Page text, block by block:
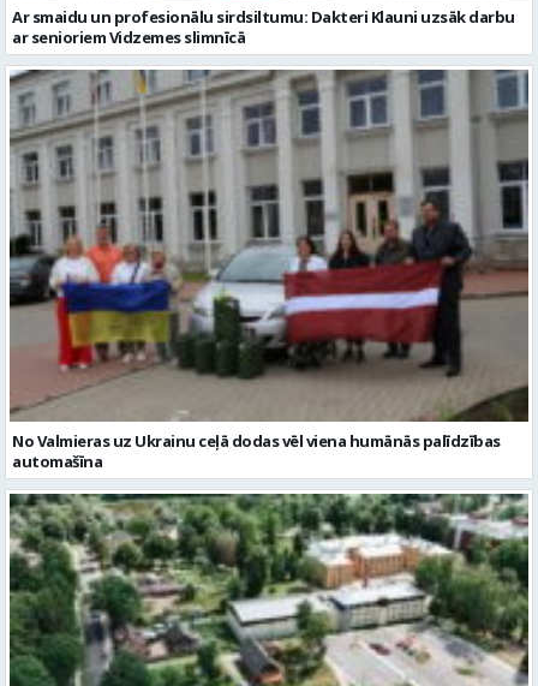
Ar smaidu un profesionālu sirdsiltumu: Dakteri Klauni uzsāk darbu
ar senioriem Vidzemes slimnīcā
No Valmieras uz Ukrainu ceļā dodas vēl viena humānās palīdzības
automašīna